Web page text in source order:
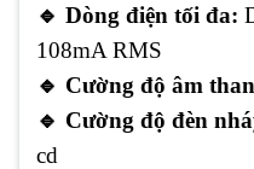
🔹 Dòng điện tối đa:
108mA RMS
🔹 Cường độ âm
🔹 Cường độ đèn
cd